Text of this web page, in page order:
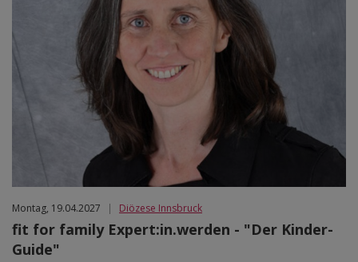
Montag, 19.04.2027 | Diözese Innsbruck
fit for family Expert:in.werden - "Der Kinder-
Guide"